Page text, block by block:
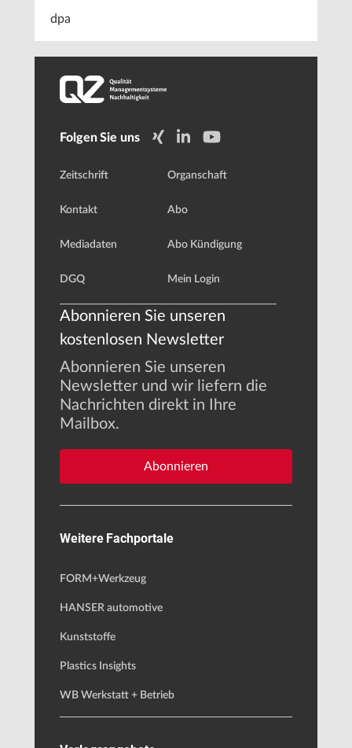
dpa
Folgen Sie uns
Zeitschrift
Kontakt
Mediadaten
DGQ
Organschaft
Abo
Abo Kündigung
Mein Login
Abonnieren Sie unseren
kostenlosen Newsletter
Abonnieren Sie unseren
Newsletter und wir liefern die
Nachrichten direkt in Ihre
Mailbox.
Abonnieren
Weitere Fachportale
FORM+Werkzeug
HANSER automotive
Kunststoffe
Plastics Insights
WB Werkstatt + Betrieb